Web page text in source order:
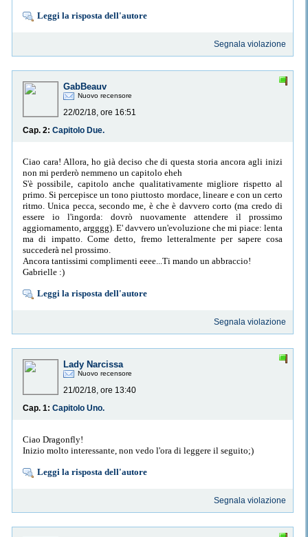
Leggi la risposta dell'autore
Segnala violazione
GabBeauv
Nuovo recensore
22/02/18, ore 16:51
Cap. 2: Capitolo Due.
Ciao cara! Allora, ho già deciso che di questa storia ancora agli inizi
non mi perderò nemmeno un capitolo eheh
S'è possibile, capitolo anche qualitativamente migliore rispetto al
primo. Si percepisce un tono piuttosto mordace, lineare e con un certo
ritmo. Unica pecca, secondo me, è che è davvero corto (ma credo di
essere io l'ingorda: dovrò nuovamente attendere il prossimo
aggiornamento, argggg). E' davvero un'evoluzione che mi piace: lenta
ma di impatto. Come detto, fremo letteralmente per sapere cosa
succederà nel prossimo.
Ancora tantissimi complimenti eeee...Ti mando un abbraccio!
Gabrielle :)
Leggi la risposta dell'autore
Segnala violazione
Lady Narcissa
Nuovo recensore
21/02/18, ore 13:40
Cap. 1: Capitolo Uno.
Ciao Dragonfly!
Inizio molto interessante, non vedo l'ora di leggere il seguito;)
Leggi la risposta dell'autore
Segnala violazione